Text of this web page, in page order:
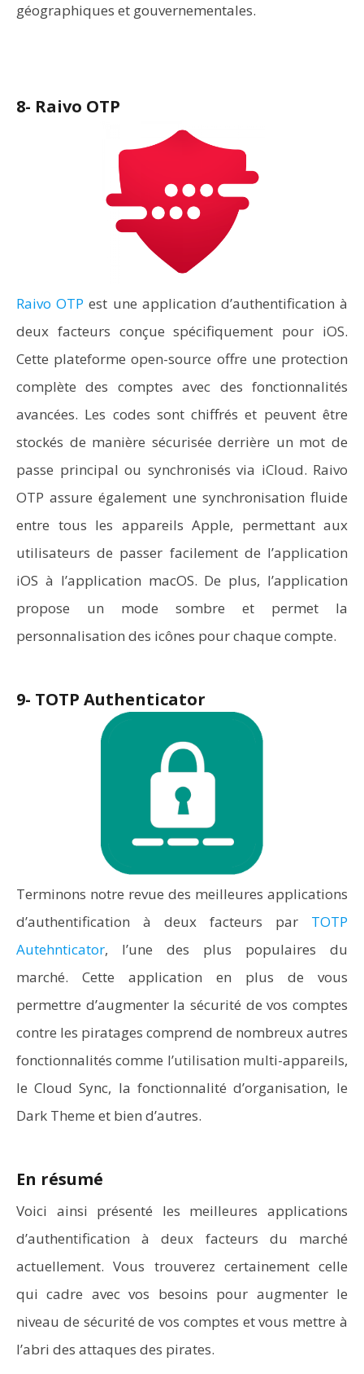
géographiques et gouvernementales.
8- Raivo OTP
Raivo OTP est une application d’authentification à
deux facteurs conçue spécifiquement pour iOS.
Cette plateforme open-source offre une protection
complète des comptes avec des fonctionnalités
avancées. Les codes sont chiffrés et peuvent être
stockés de manière sécurisée derrière un mot de
passe principal ou synchronisés via iCloud. Raivo
OTP assure également une synchronisation fluide
entre tous les appareils Apple, permettant aux
utilisateurs de passer facilement de l’application
iOS à l’application macOS. De plus, l’application
propose un mode sombre et permet la
personnalisation des icônes pour chaque compte.
9- TOTP Authenticator
Terminons notre revue des meilleures applications
d’authentification à deux facteurs par TOTP
Autehnticator, l’une des plus populaires du
marché. Cette application en plus de vous
permettre d’augmenter la sécurité de vos comptes
contre les piratages comprend de nombreux autres
fonctionnalités comme l’utilisation multi-appareils,
le Cloud Sync, la fonctionnalité d’organisation, le
Dark Theme et bien d’autres.
En résumé
Voici ainsi présenté les meilleures applications
d’authentification à deux facteurs du marché
actuellement. Vous trouverez certainement celle
qui cadre avec vos besoins pour augmenter le
niveau de sécurité de vos comptes et vous mettre à
l’abri des attaques des pirates.